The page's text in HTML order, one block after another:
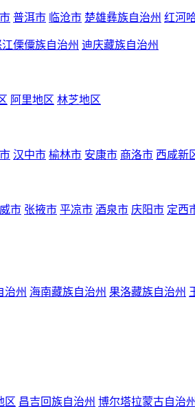
普洱市 临沧市 楚雄彝族自治州 红河
江傈僳族自治州 迪庆藏族自治州
阿里地区 林芝地区
汉中市 榆林市 安康市 商洛市 西咸新
市 张掖市 平凉市 酒泉市 庆阳市 定西
治州 海南藏族自治州 果洛藏族自治州
区 昌吉回族自治州 博尔塔拉蒙古自治州